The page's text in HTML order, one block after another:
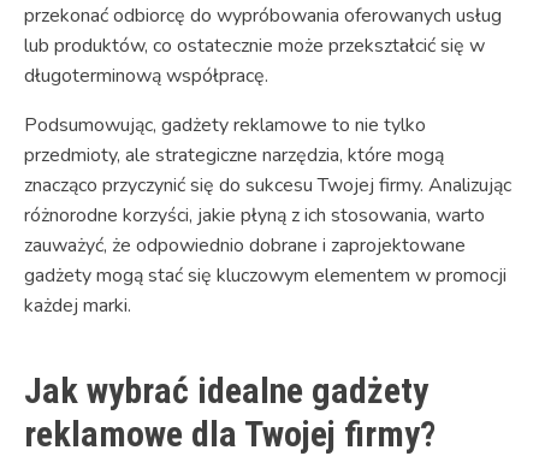
przekonać odbiorcę do wypróbowania oferowanych usług
lub produktów, co ostatecznie może przekształcić się w
długoterminową współpracę.
Podsumowując, gadżety reklamowe to nie tylko
przedmioty, ale strategiczne narzędzia, które mogą
znacząco przyczynić się do sukcesu Twojej firmy. Analizując
różnorodne korzyści, jakie płyną z ich stosowania, warto
zauważyć, że odpowiednio dobrane i zaprojektowane
gadżety mogą stać się kluczowym elementem w promocji
każdej marki.
Jak wybrać idealne gadżety
reklamowe dla Twojej firmy?